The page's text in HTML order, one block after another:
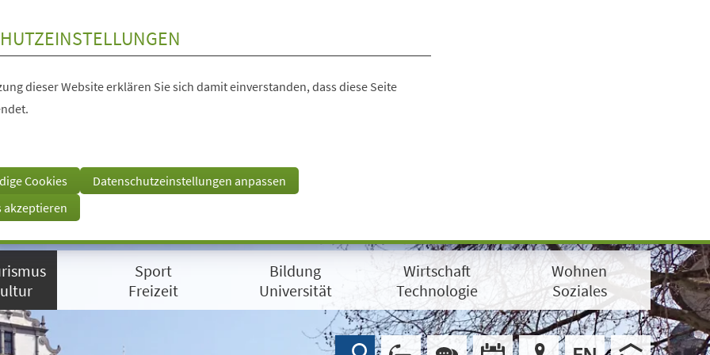
dieser Website erklären Sie sich damit einverstanden, dass diese Seite
Cookies
Datenschutzeinstellungen anpassen
akzeptieren
Sport
Freizeit
Bildung
Universität
Wirtschaft
Technologie
Wohnen
Soziales